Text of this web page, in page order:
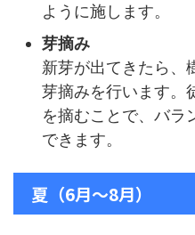
ように施します。
芽摘み
新芽が出てきたら、
芽摘みを行います。
を摘むことで、バラ
できます。
夏（6月〜8月）